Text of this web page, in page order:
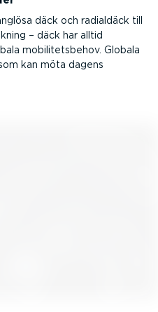
däck och radialdäck till
– däck har alltid
mobili­tets­behov. Globala
kan möta dagens